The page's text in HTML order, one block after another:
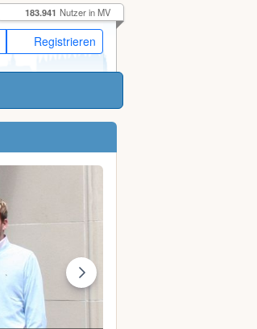
Registrieren
183.941 Nutzer in MV